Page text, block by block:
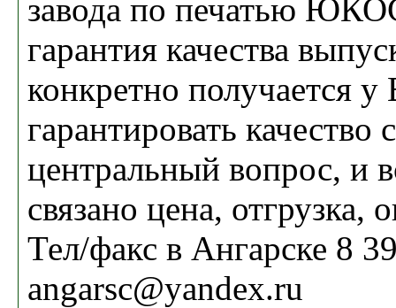
завода по печатью
гарантия качества
конкретно получается
гарантировать
центральный вопрос, и
связано цена, отгрузка,
Тел/факс в Ангарске 8
angarsc@yandex.ru